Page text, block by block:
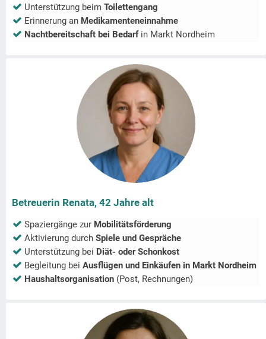
Unterstützung beim Toilettengang
Erinnerung an Medikamenteneinnahme
Nachtbereitschaft bei Bedarfin Markt Nordheim
Betreuerin Renata, 42 Jahre alt
Spaziergänge zur Mobilitätsförderung
Aktivierung durch Spiele und Gespräche
Unterstützung bei Diät- oder Schonkost
Begleitung bei Ausflügen und Einkäufen in Markt Nordheim
Haushaltsorganisation (Post, Rechnungen)